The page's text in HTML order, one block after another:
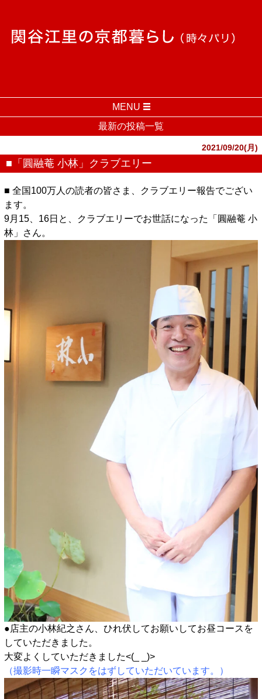
MENU
最新の投稿一覧
2021/09/20(月)
■「圓融菴 小林」クラブエリー
■ 全国100万人の読者の皆さま、クラブエリー報告でござい
ます。
9月15、16日と、クラブエリーでお世話になった「圓融菴 小
林」さん。
●店主の小林紀之さん、ひれ伏してお願いしてお昼コースを
していただきました。
大変よくしていただきました<(_ _)>
（撮影時一瞬マスクをはずしていただいています。）